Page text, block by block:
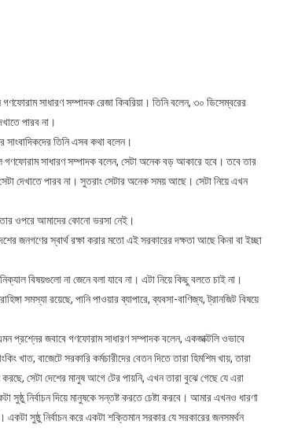
সাধারণ সম্পাদক রেজা কিবরিয়া। তিনি বলেন, ৩০ ডিসেম্বরের
পারব না।
সাংবাদিকদের তিনি এসব কথা বলেন।
গণফোরাম সাধারণ সম্পাদক বলেন, সেটা অনেক বড় আকারে হবে। তবে তার
দেখাতে পারব না। সুতরাং সেটার অনেক সময় আছে। সেটা নিয়ে এখন
তার ওপরে আমাদের কোনো ভরসা নেই।
জনগণের স্বার্থ রক্ষা করার মতো এই সরকারের দক্ষতা আছে কিনা বা ইচ্ছা
বিষয়গুলো না জেনে বলা যাবে না। এটা নিয়ে কিছু বলতে চাই না।
সমস্যা রয়েছে, পানি পাওয়ার ব্যাপারে, ব্যবসা-বাণিজ্য, ট্রানজিট বিষয়ে
প্রশ্নের জবাবে গণফোরাম সাধারণ সম্পাদক বলেন, একজাক্টলি ওভাবে
খাত, বাজেটে সরকারি কর্মচারীদের বেতন দিতে তারা হিমশিম খায়, তারা
সেটা দেশের মানুষ আগে টের পায়নি, এখন তারা বুঝে গেছে যে এরা
নির্বাচন দিয়ে মানুষকে সন্তষ্ট করতে চেষ্টা করবে। আমার এখনও ধারণা
সুষ্ঠু নির্বাচন করে একটা শক্তিমান সরকার যে সরকারের জনসমর্থন